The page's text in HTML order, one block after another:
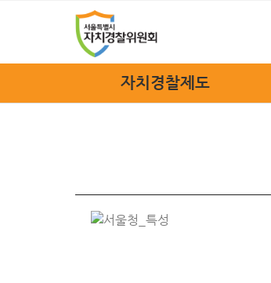
자치경찰제도
자치경찰 FAQ